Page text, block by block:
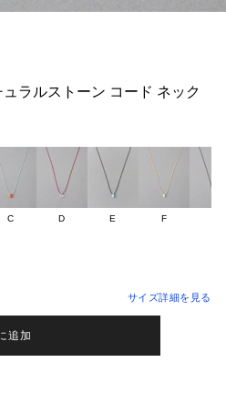
ラルストーン コード ネック
C D E F
サイズ詳細を見る
追加